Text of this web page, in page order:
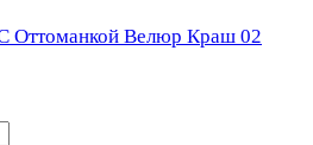
Оттоманкой Велюр Краш 02